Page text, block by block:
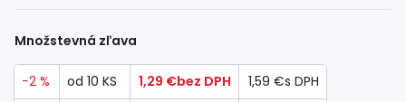
Množstevná zľava
−2 % od 10 KS 1,29 €bez DPH 1,59 €s DPH